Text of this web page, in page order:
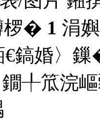
椤� 1 涓
€鎬婚〉
鐗╀笟浣